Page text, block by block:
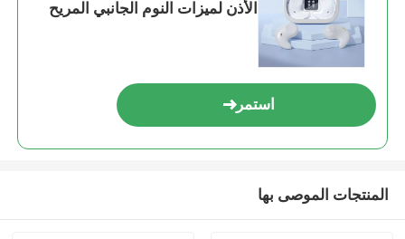
الأذن لميزات النوم الجانبي المريح
استمر
المنتجات الموصى بها